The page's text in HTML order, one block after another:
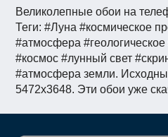
Великолепные обои на
Теги: #Луна #космическое
#атмосфера
#космос #лунный свет
#атмосфера земли.
5472x3648. Эти обои уже